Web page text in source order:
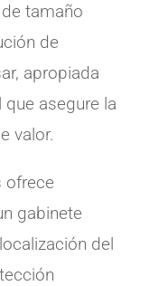
tamaño
de
apropiada
asegure la
valor.
ofrece
gabinete
del